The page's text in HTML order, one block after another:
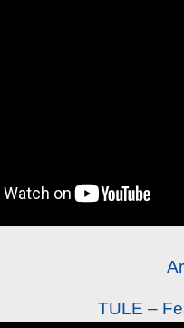
TULE –